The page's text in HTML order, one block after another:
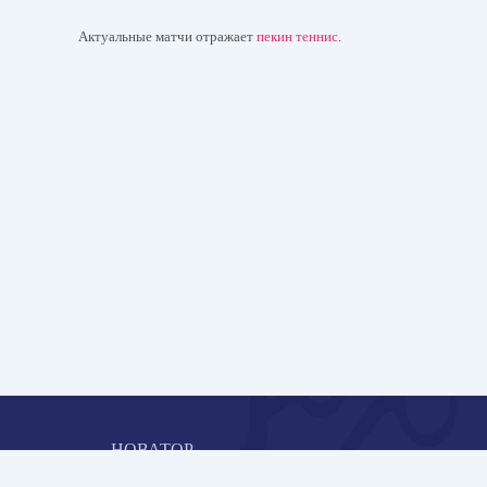
Актуальные матчи отражает пекин теннис.
НОВАТОР